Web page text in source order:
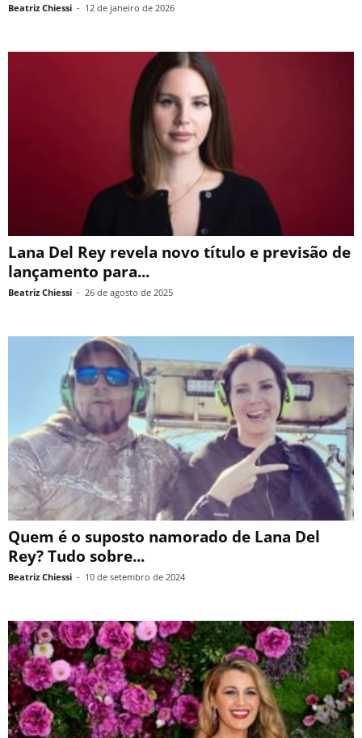
Beatriz Chiessi - 12 de janeiro de 2026
Lana Del Rey revela novo título e previsão de
lançamento para...
Beatriz Chiessi - 26 de agosto de 2025
Quem é o suposto namorado de Lana Del
Rey? Tudo sobre...
Beatriz Chiessi - 10 de setembro de 2024